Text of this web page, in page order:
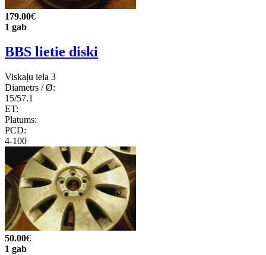
179.00€
1 gab
BBS lietie diski
Viskaļu iela 3
Diametrs / Ø:
15/57.1
ET:
Platums:
PCD:
4-100
50.00€
1 gab